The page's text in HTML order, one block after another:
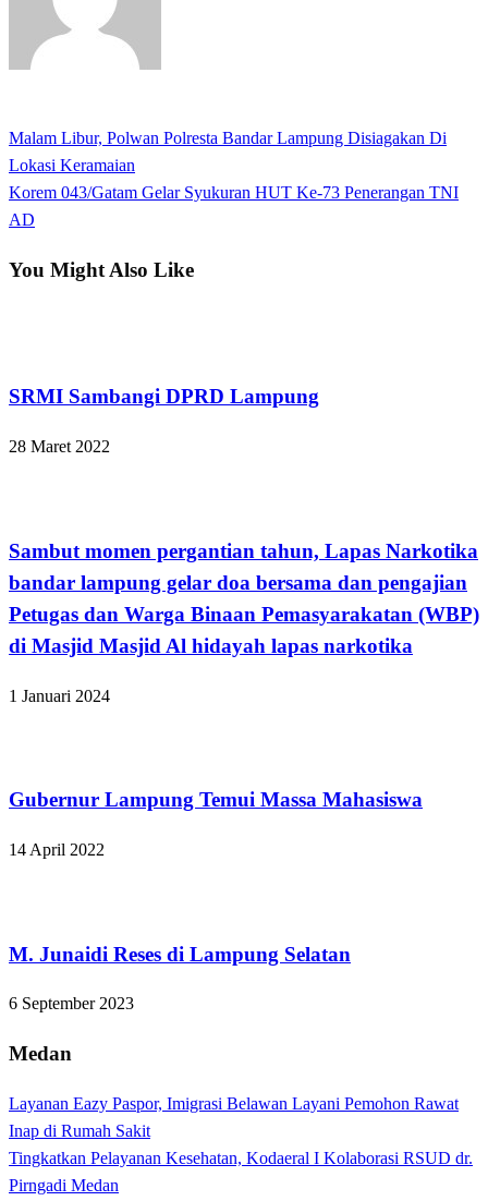
Navigasi
pos
Previous
Post
Malam Libur, Polwan Polresta Bandar Lampung Disiagakan Di
Lokasi Keramaian
Next
Post
Korem 043/Gatam Gelar Syukuran HUT Ke-73 Penerangan TNI
AD
You Might Also Like
SRMI Sambangi DPRD Lampung
28 Maret 2022
Sambut momen pergantian tahun, Lapas Narkotika
bandar lampung gelar doa bersama dan pengajian
Petugas dan Warga Binaan Pemasyarakatan (WBP)
di Masjid Masjid Al hidayah lapas narkotika
1 Januari 2024
Gubernur Lampung Temui Massa Mahasiswa
14 April 2022
M. Junaidi Reses di Lampung Selatan
6 September 2023
Medan
Layanan Eazy Paspor, Imigrasi Belawan Layani Pemohon Rawat
Inap di Rumah Sakit
Tingkatkan Pelayanan Kesehatan, Kodaeral I Kolaborasi RSUD dr.
Pirngadi Medan‎